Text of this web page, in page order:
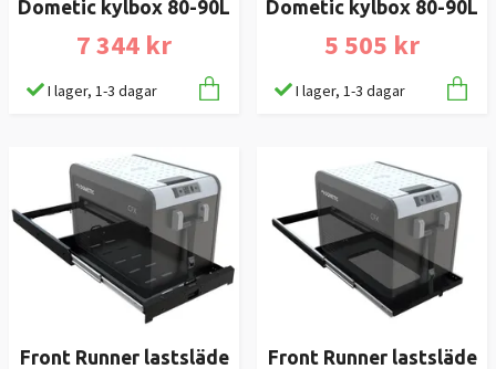
Dometic kylbox 80-90L
7 344 kr
I lager, 1-3 dagar
Dometic kylbox 80-90L
5 505 kr
I lager, 1-3 dagar
Front Runner lastsläde
Front Runner lastsläde